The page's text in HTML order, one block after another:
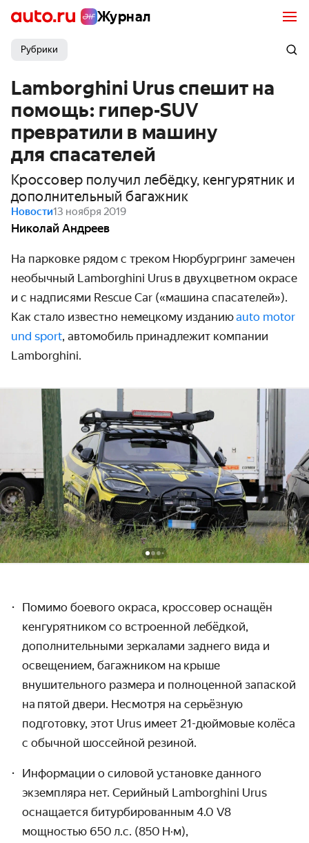
Журнал
Рубрики
Lamborghini Urus спешит на
помощь: гипер-SUV
превратили в машину
для спасателей
Кроссовер получил лебёдку, кенгурятник и
дополнительный багажник
Новости13 ноября 2019
Николай Андреев
На парковке рядом с треком Нюрбургринг замечен
необычный Lamborghini Urus в двухцветном окрасе
и с надписями Rescue Car («машина спасателей»).
Как стало известно немецкому изданиюauto motor
und sport, автомобиль принадлежит компании
Lamborghini.
Помимо боевого окраса, кроссовер оснащён
кенгурятником со встроенной лебёдкой,
дополнительными зеркалами заднего вида и
освещением, багажником на крыше
внушительного размера и полноценной запаской
на пятой двери. Несмотря на серьёзную
подготовку, этот Urus имеет 21-дюймовые колёса
с обычной шоссейной резиной.
Информации о силовой установке данного
экземпляра нет. Серийный Lamborghini Urus
оснащается битурбированным 4.0 V8
мощностью 650 л.с. (850 Н·м),